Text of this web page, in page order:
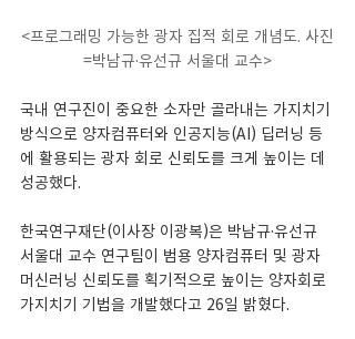
<프로그래밍 가능한 광자 집적 회로 개념도. 사진
=박남규·유선규 서울대 교수>
국내 연구진이 중요한 소자만 골라내는 가지치기
방식으로 양자컴퓨터와 인공지능(AI) 딥러닝 등
에 활용되는 광자 회로 신뢰도를 크게 높이는 데
성공했다.
한국연구재단(이사장 이광복)은 박남규·유선규
서울대 교수 연구팀이 범용 양자컴퓨터 및 광자
머신러닝 신뢰도를 획기적으로 높이는 양자회로
가지치기 기법을 개발했다고 26일 밝혔다.